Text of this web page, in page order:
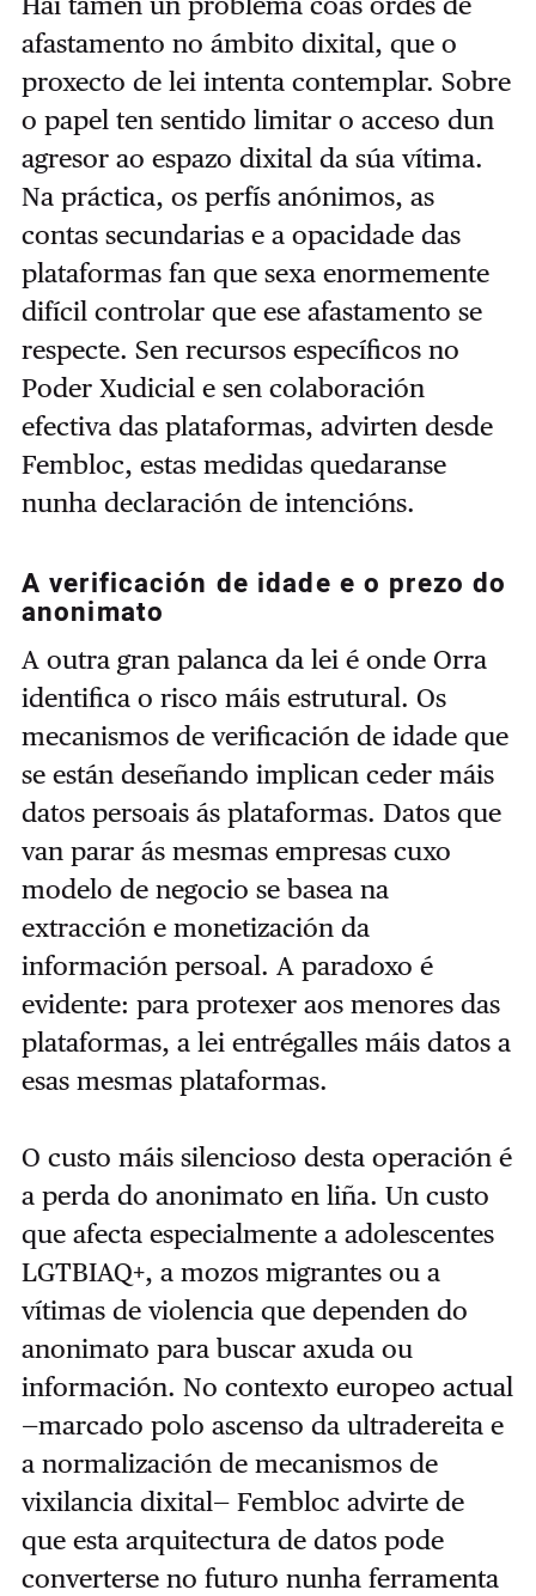
afastamento no ámbito dixital, que o
proxecto de lei intenta contemplar. Sobre
o papel ten sentido limitar o acceso dun
agresor ao espazo dixital da súa vítima.
Na práctica, os perfís anónimos, as
contas secundarias e a opacidade das
plataformas fan que sexa enormemente
difícil controlar que ese afastamento se
respecte. Sen recursos específicos no
Poder Xudicial e sen colaboración
efectiva das plataformas, advirten desde
Fembloc, estas medidas quedaranse
nunha declaración de intencións.
A verificación de idade e o prezo do
anonimato
A outra gran palanca da lei é onde Orra
identifica o risco máis estrutural. Os
mecanismos de verificación de idade que
se están deseñando implican ceder máis
datos persoais ás plataformas. Datos que
van parar ás mesmas empresas cuxo
modelo de negocio se basea na
extracción e monetización da
información persoal. A paradoxo é
evidente: para protexer aos menores das
plataformas, a lei entrégalles máis datos a
esas mesmas plataformas.
O custo máis silencioso desta operación é
a perda do anonimato en liña. Un custo
que afecta especialmente a adolescentes
LGTBIAQ+, a mozos migrantes ou a
vítimas de violencia que dependen do
anonimato para buscar axuda ou
información. No contexto europeo actual
—marcado polo ascenso da ultradereita e
a normalización de mecanismos de
vixilancia dixital— Fembloc advirte de
que esta arquitectura de datos pode
converterse no futuro nunha ferramenta